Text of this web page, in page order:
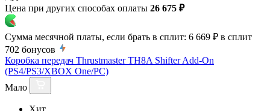
Цена при других способах оплаты 26 675 ₽
Сумма месячной платы, если брать в сплит: 6 669 ₽ в сплит
702 бонусов
Коробка передач Thrustmaster TH8A Shifter Add-On
(PS4/PS3/XBOX One/PC)
Мало
Хит